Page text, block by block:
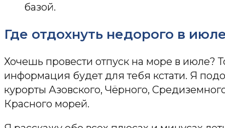
базой.
Где отдохнуть недорого в
Хочешь провести отпуск на море в июле?
информация будет для тебя кстати. Я
курорты Азовского, Чёрного,
Красного морей.